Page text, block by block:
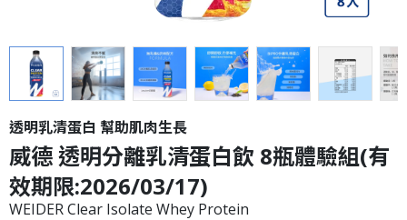
威德 透明分離乳清蛋白飲 8瓶體驗組(有
效期限:2026/03/17)
透明乳清蛋白 幫助肌肉生長
WEIDER Clear Isolate Whey Protein